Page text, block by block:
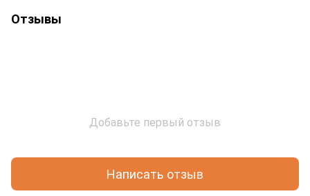
Отзывы
Добавьте первый отзыв
Написать отзыв